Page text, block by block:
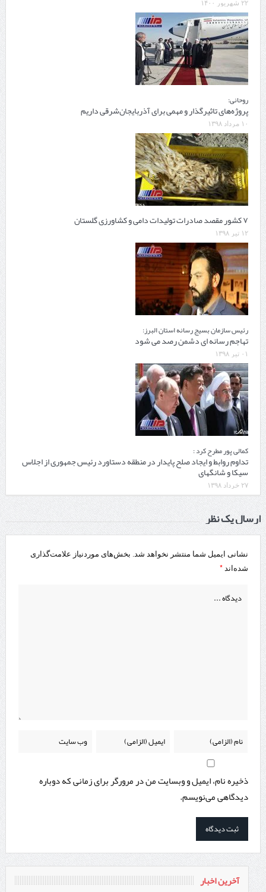
۲۲ شهریور ۱۴۰۰
روحانی:
پروژه‌های تاثیرگذار و مهمی برای آذربایجان‌شرقی داریم
۱۰ مرداد ۱۳۹۸
۷ کشور مقصد صادرات تولیدات دامی و کشاورزی گلستان
۱۲ تیر ۱۳۹۸
رئیس سازمان بسیج رسانه استان البرز:
تهاجم رسانه ای دشمن رصد می شود
۰۱ تیر ۱۳۹۸
کمالی پور مطرح کرد :
تداوم روابط و ایجاد صلح پایدار در منطقه دستاورد رئیس جمهوری از اجلاس
سیکا و شانگهای
۲۷ خرداد ۱۳۹۸
ارسال یک نظر
نشانی ایمیل شما منتشر نخواهد شد. بخش‌های موردنیاز علامت‌گذاری
شده‌اند *
ذخیره نام، ایمیل و وبسایت من در مرورگر برای زمانی که دوباره
دیدگاهی می‌نویسم.
آخرین اخبار